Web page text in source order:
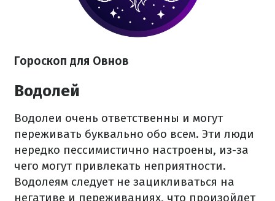
Гороскоп для Овнов
Водолей
Водолеи очень ответственны и могут
переживать буквально обо всем. Эти люди
нередко пессимистично настроены, из-за
чего могут привлекать неприятности.
Водолеям следует не зацикливаться на
негативе и переживаниях, что произойдет